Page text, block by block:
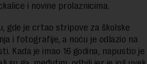
i novine prolaznicima.
gde je crtao stripove za školske
i fotografije, a noću je odlazio na
Kada je imao 16 godina, napustio je